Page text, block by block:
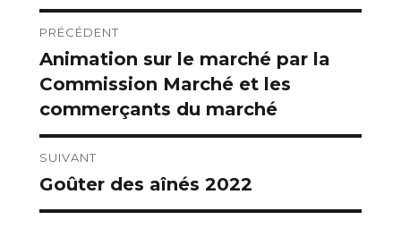
Navigation
de
l’article
PRÉCÉDENT
Publication
précédente :
Animation sur le marché par la
Commission Marché et les
commerçants du marché
SUIVANT
Publication
suivante :
Goûter des aînés 2022